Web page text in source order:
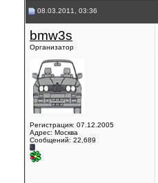
08.03.2011, 03:36
bmw3s
Организатор
Регистрация: 07.12.2005
Адрес: Москва
Сообщений: 22,689